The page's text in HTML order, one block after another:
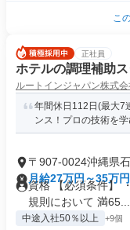
こ
正社員
ホテルの調理補助
ルートインジャパン株式会
年間休日112日(最大7
ンス！プロの技術を
〒907-0024沖縄県
月給27万円～35万円
資格 【必須条件】
規則において 満65...
中途入社50％以上 +9個